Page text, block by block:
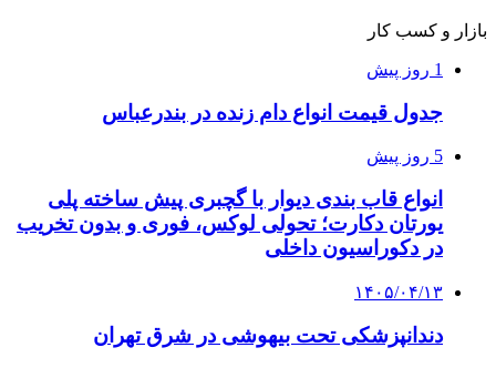
بازار و کسب کار
1 روز پیش
جدول قیمت انواع دام زنده در بندرعباس
5 روز پیش
انواع قاب بندی دیوار با گچبری پیش ساخته پلی
یورتان دکارت؛ تحولی لوکس، فوری و بدون تخریب
در دکوراسیون داخلی
۱۴۰۵/۰۴/۱۳
دندانپزشکی تحت بیهوشی در شرق تهران